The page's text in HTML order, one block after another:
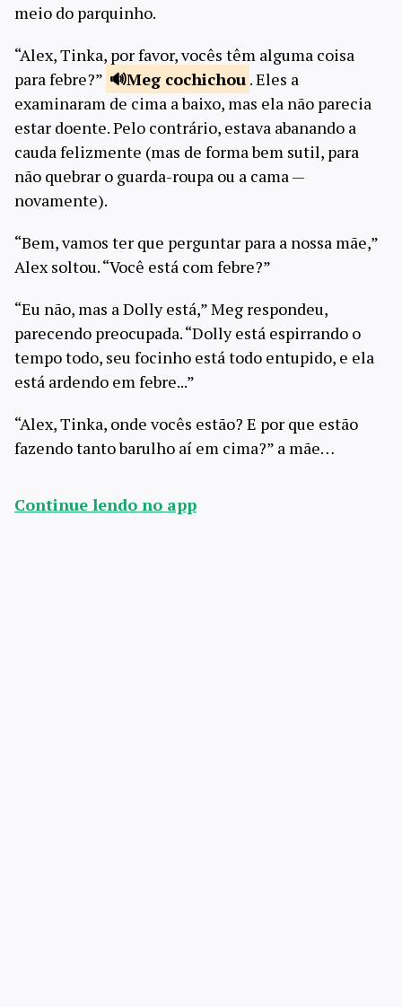
meio do parquinho.
“Alex, Tinka, por favor, vocês têm alguma coisa
para febre?”
Meg cochichou . Eles a
examinaram de cima a baixo, mas ela não parecia
estar doente. Pelo contrário, estava abanando a
cauda felizmente (mas de forma bem sutil, para
não quebrar o guarda-roupa ou a cama —
novamente).
“Bem, vamos ter que perguntar para a nossa mãe,”
Alex soltou. “Você está com febre?”
“Eu não, mas a Dolly está,” Meg respondeu,
parecendo preocupada. “Dolly está espirrando o
tempo todo, seu focinho está todo entupido, e ela
está ardendo em febre...”
“Alex, Tinka, onde vocês estão? E por que estão
fazendo tanto barulho aí em cima?” a mãe…
Continue lendo no app